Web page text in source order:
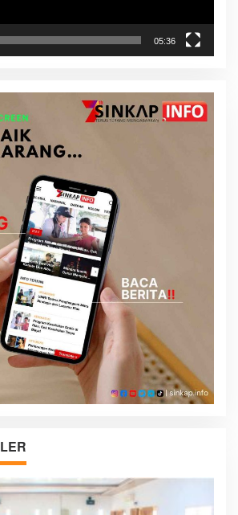
05:36